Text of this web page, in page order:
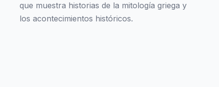
que muestra historias de la mitología griega y
los acontecimientos históricos.